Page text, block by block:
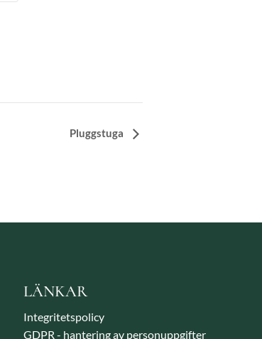
Pluggstuga
LÄNKAR
Integritetspolicy
GDPR - hantering av personuppgifter